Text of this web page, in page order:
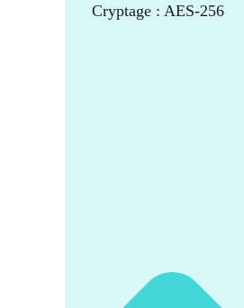
Cryptage : AES-256